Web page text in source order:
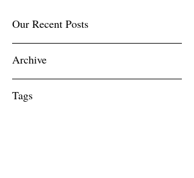
Our Recent Posts
Archive
Tags